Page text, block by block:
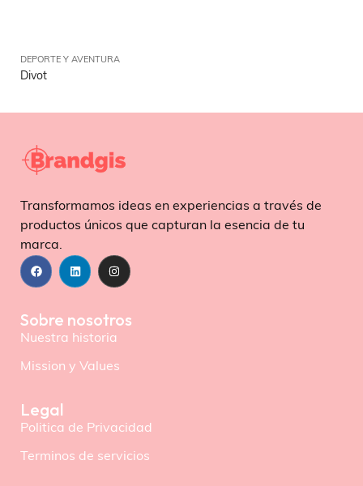
DEPORTE Y AVENTURA
Divot
Transformamos ideas en experiencias a través de
productos únicos que capturan la esencia de tu
marca.
Sobre nosotros
Nuestra historia
Mission y Values
Legal
Politica de Privacidad
Terminos de servicios